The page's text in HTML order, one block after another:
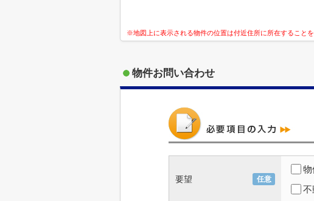
※地図上に表示される物件の位置は付近住所に所在すること
物件お問い合わせ
要望 任意
物
不